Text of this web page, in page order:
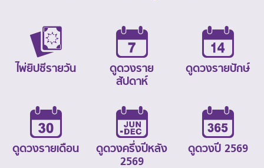
ไพ่ยิปซีรายวัน
ดูดวงราย
สัปดาห์
ดูดวงรายปักษ์
ดูดวงรายเดือน
ดูดวงครึ่งปีหลัง
2569
ดูดวงปี 2569